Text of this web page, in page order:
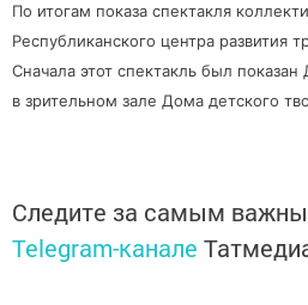
По итогам показа спектакля
Республиканского центра развития
Сначала этот спектакль был
в зрительном зале Дома детского
Следите за самым
Telegram-канале